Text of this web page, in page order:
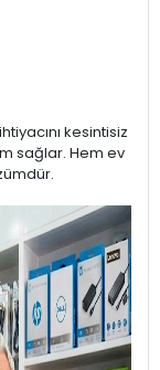
kesintisiz
sağlar. Hem ev